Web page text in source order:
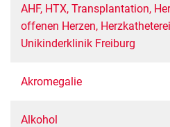
AHF, HTX, Transplantation,
offenen Herzen,
Unikinderklinik Freiburg
Akromegalie
Alkohol